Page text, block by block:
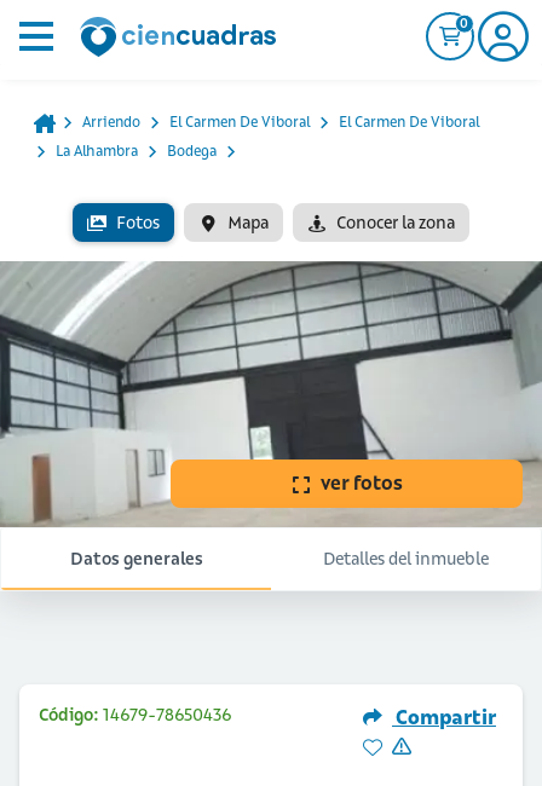
0
Arriendo El Carmen De Viboral
El Carmen De Viboral
La Alhambra
Bodega
Fotos Mapa Conocer la zona
ver fotos
Datos generales Detalles del inmueble
Código: 14679-78650436 Compartir